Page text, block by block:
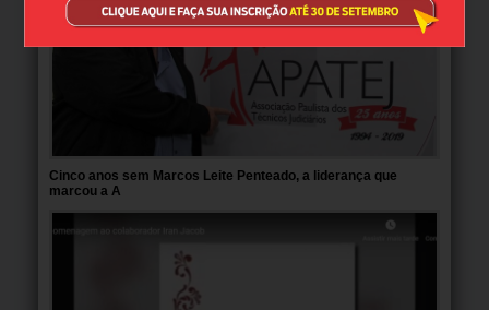
Cinco anos sem Marcos Leite Penteado, a liderança que
marcou a A